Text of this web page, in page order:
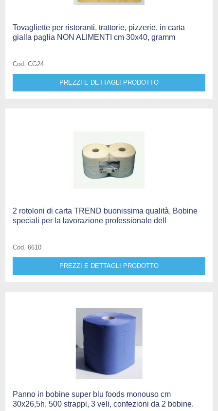
Tovagliette per ristoranti, trattorie, pizzerie, in carta
gialla paglia NON ALIMENTI cm 30x40, gramm
Cod. CG24
PREZZI E DETTAGLI PRODOTTO
2 rotoloni di carta TREND buonissima qualità, Bobine
speciali per la lavorazione professionale dell
Cod. 6610
PREZZI E DETTAGLI PRODOTTO
Panno in bobine super blu foods monouso cm
30x26,5h, 500 strappi, 3 veli, confezioni da 2 bobine.